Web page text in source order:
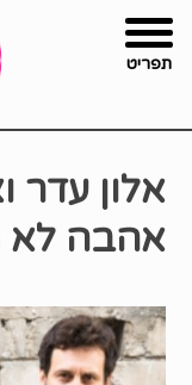
אלון עדר
אהבה לא
תפריט